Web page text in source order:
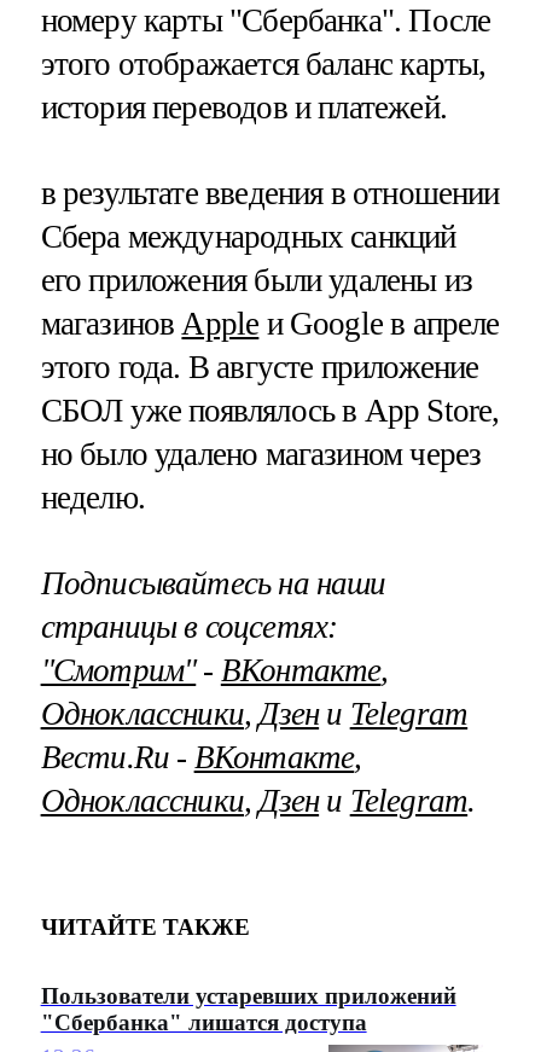
номеру карты "Сбербанка". После
этого отображается баланс карты,
история переводов и платежей.
в результате введения в отношении
Сбера международных санкций
его приложения были удалены из
магазинов Apple и Google в апреле
этого года. В августе приложение
СБОЛ уже появлялось в App Store,
но было удалено магазином через
неделю.
Подписывайтесь на наши
страницы в соцсетях:
"Смотрим"‐ ВКонтакте,
Одноклассники,Дзени Telegram
Вести.Ru ‐ ВКонтакте,
Одноклассники,Дзени Telegram.
ЧИТАЙТЕ ТАКЖЕ
Пользователи устаревших приложений
"Сбербанка" лишатся доступа